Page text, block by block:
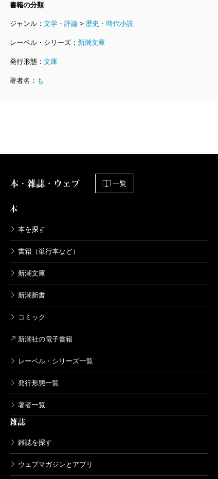
諸田玲子／著
649円
書籍の分類
ジャンル： 文学・評論 > 歴史・時代小説
レーベル・シリーズ： 新潮文庫
発行形態： 文庫
著者名： も
本・雑誌・ウェブ 一覧
本
本を探す
書籍（単行本など）
新潮文庫
新潮新書
コミック
新潮社の電子書籍
レーベル・シリーズ一覧
発行形態一覧
著者一覧
雑誌
雑誌を探す
ウェブマガジンとアプリ